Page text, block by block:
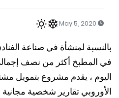
لمنشأة في صناعة الفنادق ،
أكثر من نصف إجمالي
، يقدم مشروع بتمويل مشترك
تقارير شخصية مجانية